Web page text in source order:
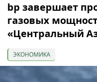
bp завершает
газовых
«Центральный
ЭКОНОМИКА